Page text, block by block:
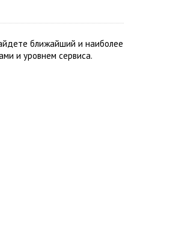
ближайший и наиболее
и уровнем сервиса.